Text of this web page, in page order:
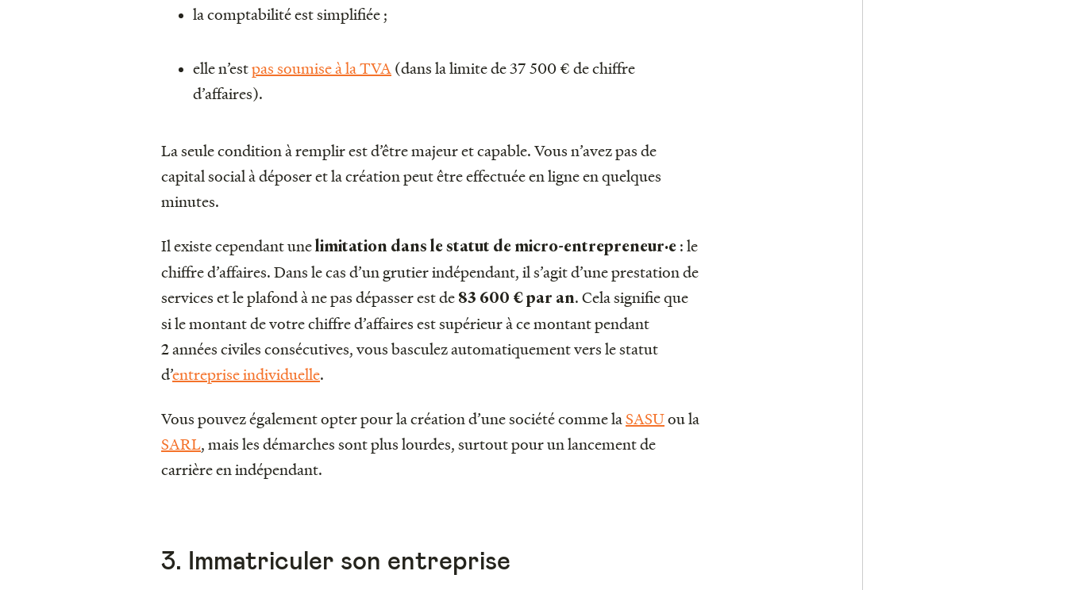
la comptabilité est simplifiée ;
elle n’estpas soumise à la TVA(dans la limite de 37 500 € de chiffre
d’affaires).
La seule condition à remplir est d’être majeur et capable. Vous n’avez pas de
capital social à déposer et la création peut être effectuée en ligne en quelques
minutes.
Il existe cependant unelimitation dans le statut de micro-entrepreneur·e : le
chiffre d’affaires. Dans le cas d’un grutier indépendant, il s’agit d’une prestation de
services et le plafond à ne pas dépasser est de 83 600 € par an. Cela signifie que
si le montant de votre chiffre d’affaires est supérieur à ce montant pendant
2 années civiles consécutives, vous basculez automatiquement vers le statut
d’entreprise individuelle.
Vous pouvez également opter pour la création d’une société comme laSASUou la
SARL, mais les démarches sont plus lourdes, surtout pour un lancement de
carrière en indépendant.
3. Immatriculer son entreprise